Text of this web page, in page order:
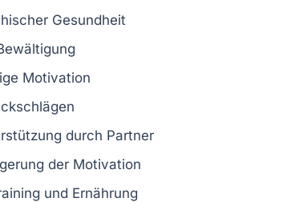
Gesundheit
Motivation
durch Partner
der Motivation
und Ernährung